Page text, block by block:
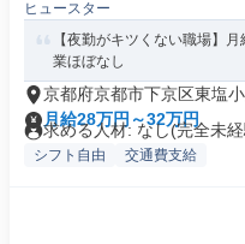
ヒュースター
【夜勤がキツくない職場】
業ほぼなし
京都府京都市下京区東塩
月給28万円～32万円
求める人材: なし(完全未
シフト自由 交通費支給